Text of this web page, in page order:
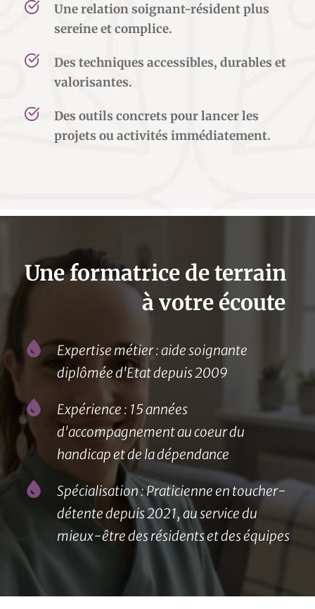
Une relation soignant-résident plus
sereine et complice.
Des techniques accessibles, durables et
valorisantes.
Des outils concrets pour lancer les
projets ou activités immédiatement.
Une formatrice de terrain
à votre écoute
Expertise métier : aide soignante
diplômée d'Etat depuis 2009
Expérience : 15 années
d'accompagnement au coeur du
handicap et de la dépendance
Spécialisation : Praticienne en toucher-
détente depuis 2021, au service du
mieux-être des résidents et des équipes